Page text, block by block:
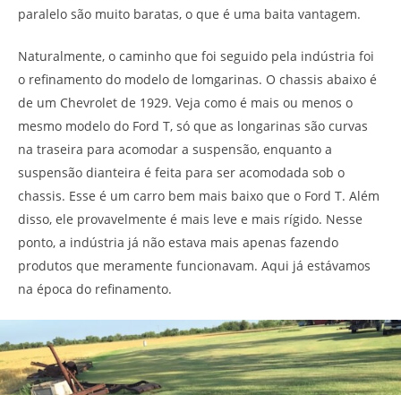
paralelo são muito baratas, o que é uma baita vantagem.
Naturalmente, o caminho que foi seguido pela indústria foi
o refinamento do modelo de lomgarinas. O chassis abaixo é
de um Chevrolet de 1929. Veja como é mais ou menos o
mesmo modelo do Ford T, só que as longarinas são curvas
na traseira para acomodar a suspensão, enquanto a
suspensão dianteira é feita para ser acomodada sob o
chassis. Esse é um carro bem mais baixo que o Ford T. Além
disso, ele provavelmente é mais leve e mais rígido. Nesse
ponto, a indústria já não estava mais apenas fazendo
produtos que meramente funcionavam. Aqui já estávamos
na época do refinamento.